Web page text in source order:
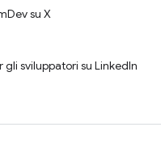
su X
gli sviluppatori su LinkedIn